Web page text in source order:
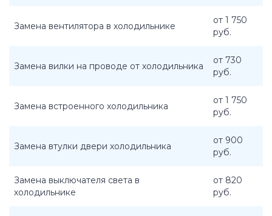
Замена вентилятора в холодильнике
от 1 750
руб.
Замена вилки на проводе от холодильника
от 730
руб.
Замена встроенного холодильника
от 1 750
руб.
Замена втулки двери холодильника
от 900
руб.
Замена выключателя света в
холодильнике
от 820
руб.